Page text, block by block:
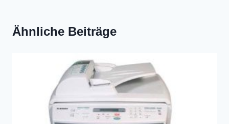
Ähnliche Beiträge